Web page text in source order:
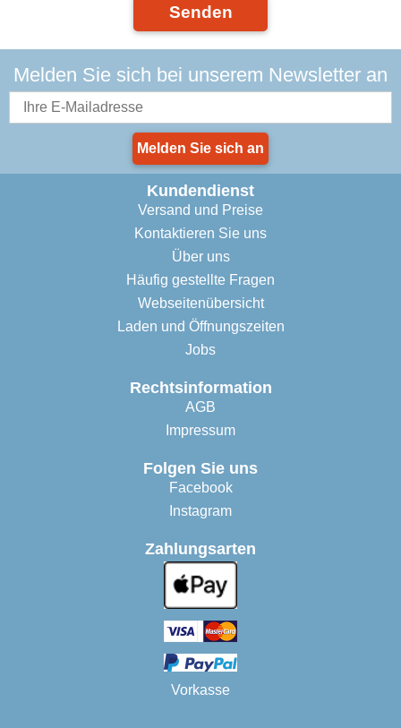
Senden
Melden Sie sich bei unserem Newsletter an
Melden Sie sich an
Kundendienst
Versand und Preise
Kontaktieren Sie uns
Über uns
Häufig gestellte Fragen
Webseitenübersicht
Laden und Öffnungszeiten
Jobs
Rechtsinformation
AGB
Impressum
Folgen Sie uns
Facebook
Instagram
Zahlungsarten
Vorkasse